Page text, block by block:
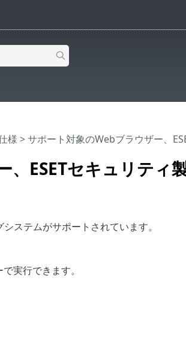
ESETセキュリティ
様 > サポート対象のWebブラウザー、
ステムがサポートされています。
実行できます。